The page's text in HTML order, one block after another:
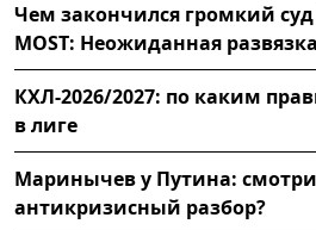
Чем закончился громкий
MOST: Неожиданная развязка
КХЛ-2026/2027: по каким
в лиге
Маринычев у Путина:
антикризисный разбор?